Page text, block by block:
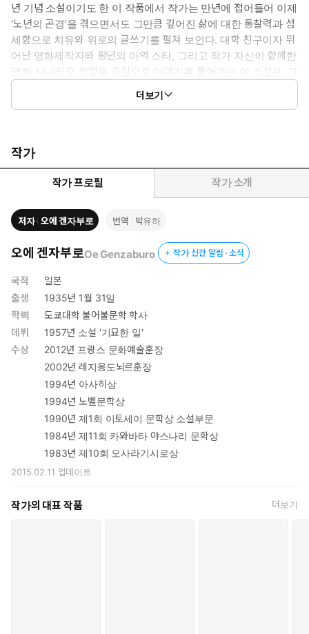
년 기념 소설이기도 한 이 작품에서 작가는 만년에 접어들어 이제
‘노년의 곤경’을 겪으면서도 그만큼 깊어진 삶에 대한 통찰력과 섬
세함으로 치유와 위로의 글쓰기를 펼쳐 보인다. 대학 친구이자 뛰
어난 영화제작자와 왕년의 아역 스타, 그리고 작가 자신이 함께한
영화 시나리오 작업을 중심으로 이야기를 풀어가는 이 소설은, 그
과정을 통해 상처받은 이들의 고통을 치유하고 그들과 ‘함께’ 써나
가는 작품이라는 점에서 작가가 추구하는 ‘새로운 형식’의 소설이
1957년 등단하여 이후 꾸준하게 작품 활동을 펼쳐온 일본 현대문
학의 거장 오에 겐자부로가 2007년 등단 50주년을 맞았다. 전후
일본 사회의 불안한 상황과 정치 사회적 문제에 대한 비판의식,
천황제와 군국주의, 평화와 공존 등을 주제로 많은 글을 발표했고,
스스로 ‘전후 민주주의자’라 칭하며 국내외 여러 사회 문제에 참여
해 실천하는 지식인의 면모를 보여왔던 작가가 어느덧 만년의 나
이에 접어들게 된 것이다. 2007년에 발표한 소설 『아름다운 애
너벨 리 싸늘하게 죽다』는 오에 겐자부로가 등단 50주년을 맞이
하여 자신의 작가 인생 50년, 더 나아가 인생 전반을 돌아보고 정
리하며 써내려간 작품이다.
작가 자신을 화자로 내세운 이 작품의 초반부에서 오에는 일흔이 넘
은 노인으로서 자신이 겪는 ‘노년의 곤경’에 대해 이야기한다. 유명
작가라 해도, 한 시대를 치열하게 살아온 지식인이라 해도 피해갈
수 없는 ‘나이 듦’을 담담하게 받아들이면서도, 그로 인해 버거운 삶
의 무게에 흔들릴 수밖에 없는 심경을 토로한다. 그럼에도 불구하고
작가가 글쓰기를 계속할 수 있는 것은, 작품 안에서 말하듯이 “새로
운 형식을 발견하면 글을 쓰겠다”는 문학에 대한 의지와 희망이 있
어서일 것이다. 오에는 등단 50주년 기념하는 이 소설에서 나이 듦
의 아쉬움을 달래기에 충분한, 더욱 깊어진 삶에 대한 통찰력과 섬세
함으로 이야기를 풀어나간다.
더보기
작가
작가 프로필 작가 소개
저자 오에 겐자부로 번역 박유하
오에 겐자부로Oe Genzaburo 작가 신간 알림 · 소식
국적
일본
출생
1935년 1월 31일
학력
도쿄대학 불어불문학 학사
데뷔
1957년 소설 '기묘한 일'
수상
2012년 프랑스 문화예술훈장
2002년 레지옹도뇌르훈장
1994년 아사히상
1994년 노벨문학상
1990년 제1회 이토세이 문학상 소설부문
1984년 제11회 카와바타 야스나리 문학상
1983년 제10회 오사라기시로상
2015.02.11 업데이트
작가의 대표 작품 더보기